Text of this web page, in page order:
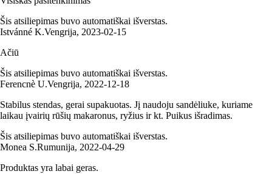
Šis atsiliepimas buvo automatiškai išverstas.
Istvánné K.Vengrija, 2023‑02‑15
Ačiū
Šis atsiliepimas buvo automatiškai išverstas.
Ferencnè U.Vengrija, 2022‑12‑18
Stabilus stendas, gerai supakuotas. Jį naudoju sandėliuke, kuriame
laikau įvairių rūšių makaronus, ryžius ir kt. Puikus išradimas.
Šis atsiliepimas buvo automatiškai išverstas.
Monea S.Rumunija, 2022‑04‑29
Produktas yra labai geras.